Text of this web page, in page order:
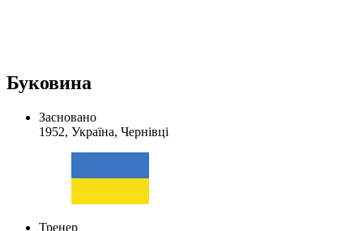
Буковина
Засновано
1952, Україна, Чернівці
Тренер